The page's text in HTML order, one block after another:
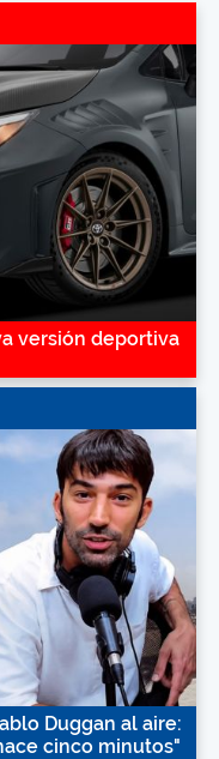
versión deportiva
Duggan al aire:
cinco minutos"